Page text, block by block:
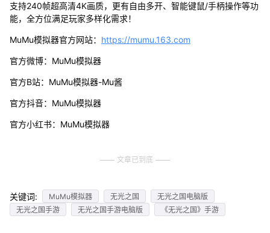
支持240帧超高清4K画质，更有自由多开、智能键鼠/手柄操作等功
能，全方位满足玩家多样化需求！
MuMu模拟器官方网站： https://mumu.163.com
官方微博：MuMu模拟器
官方B站：MuMu模拟器-Mu酱
官方抖音：MuMu模拟器
官方小红书：MuMu模拟器
文章已到底
关键词: MuMu模拟器 无光之国
无光之国电脑版
无光之国手游
无光之国手游电脑版 《无光之国》手游